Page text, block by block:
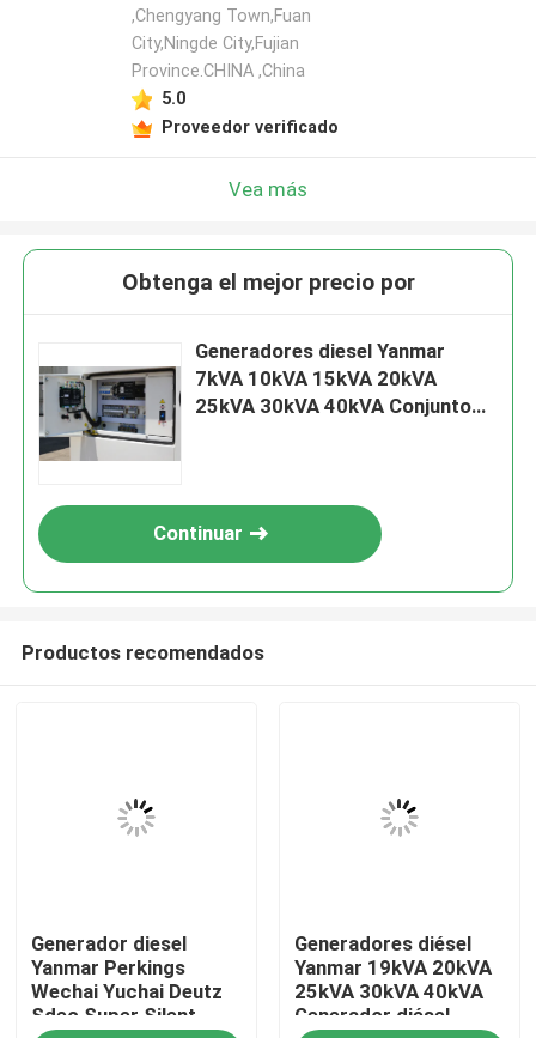
Productos
Vídeos
,Chengyang Town,Fuan
City,Ningde City,Fujian
Province.CHINA ,China
5.0
Proveedor verificado
Vea más
Obtenga el mejor precio por
Generadores diesel Yanmar
7kVA 10kVA 15kVA 20kVA
25kVA 30kVA 40kVA Conjunto
Continuar
Productos recomendados
Generador diesel
Yanmar Perkings
Wechai Yuchai Deutz
Sdec Super Silent
Generadores diésel
Yanmar 19kVA 20kVA
25kVA 30kVA 40kVA
Generador diésel